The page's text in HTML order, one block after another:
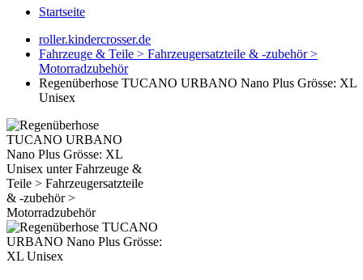
Startseite
roller.kindercrosser.de
Fahrzeuge & Teile > Fahrzeugersatzteile & -zubehör >
Motorradzubehör
Regenüberhose TUCANO URBANO Nano Plus Grösse: XL
Unisex